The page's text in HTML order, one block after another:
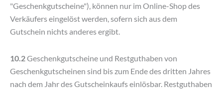
"Geschenkgutscheine"), können nur im Online-Shop des
Verkäufers eingelöst werden, sofern sich aus dem
Gutschein nichts anderes ergibt.
10.2Geschenkgutscheine und Restguthaben von
Geschenkgutscheinen sind bis zum Ende des dritten Jahres
nach dem Jahr des Gutscheinkaufs einlösbar. Restguthaben